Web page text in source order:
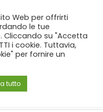
per ordini da 99€!
Web per offrirti
le tue
Cliccando su "Accetta
i cookie. Tuttavia,
per fornire un
tutto